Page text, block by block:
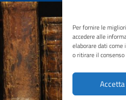
Per fornire le
accedere alle
elaborare dati come
o ritirare il
Accetta